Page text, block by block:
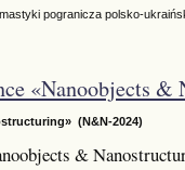
pogranicza polsko-
«Nanoobjects
(N&N-2024)
&